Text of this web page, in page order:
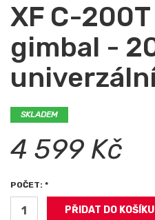
XF C-
gimbal -
SKLADEM
4 599 Kč
POČET: *